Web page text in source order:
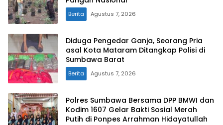
Berita Agustus 7, 2026
Diduga Pengedar Ganja, Seorang Pria
asal Kota Mataram Ditangkap Polisi di
Sumbawa Barat
Berita Agustus 7, 2026
Polres Sumbawa Bersama DPP BMWI dan
Kodim 1607 Gelar Bakti Sosial Merah
Putih di Ponpes Arrahman Hidayatullah